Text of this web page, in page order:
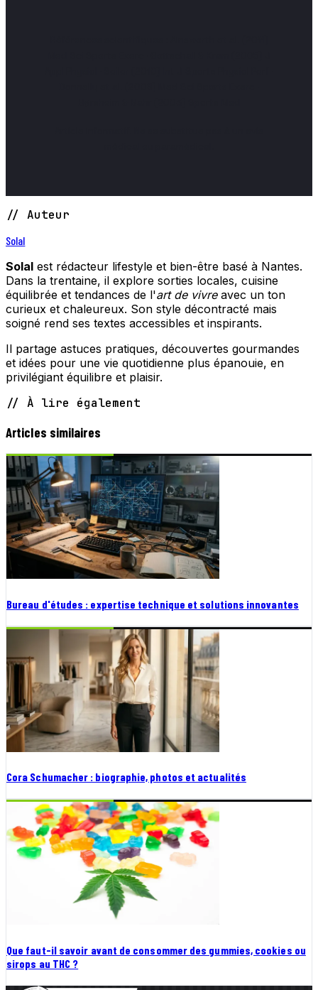
// Auteur
Solal
Solal est rédacteur lifestyle et bien-être basé à Nantes.
Dans la trentaine, il explore sorties locales, cuisine
équilibrée et tendances de l'art de vivreavec un ton
curieux et chaleureux. Son style décontracté mais
soigné rend ses textes accessibles et inspirants.
Il partage astuces pratiques, découvertes gourmandes
et idées pour une vie quotidienne plus épanouie, en
privilégiant équilibre et plaisir.
// À lire également
Articles similaires
Bureau d'études : expertise technique et solutions innovantes
Cora Schumacher : biographie, photos et actualités
Que faut-il savoir avant de consommer des gummies, cookies ou
sirops au THC ?